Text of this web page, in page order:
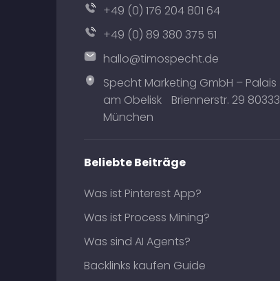
+49 (0) 176 204 801 64
+49 (0) 89 380 375 51
hallo@timospecht.de
Specht Marketing GmbH – Palais
am Obelisk Briennerstr. 29 80333
München
Beliebte Beiträge
Was ist Pinterest App?
Was ist Process Mining?
Was sind AI Agents?
Backlinks kaufen Guide